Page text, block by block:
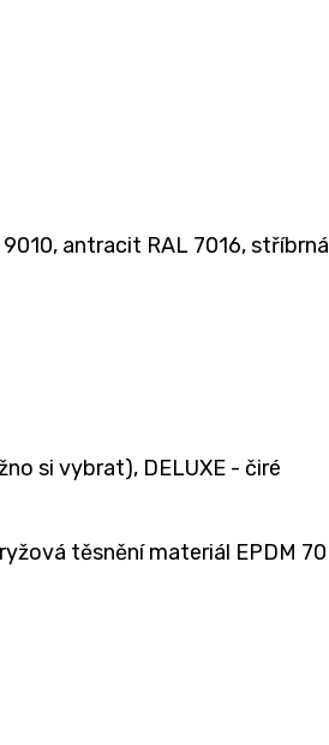
antracit RAL 7016, stříbrná
si vybrat), DELUXE - čiré
těsnění materiál EPDM 70